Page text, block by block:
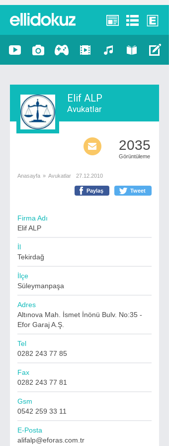
Elif ALP
Avukatlar
2035
Görüntüleme
Anasayfa » Avukatlar 27.12.2010
Paylaş Tweet
Firma Adı
Elif ALP
İl
Tekirdağ
İlçe
Süleymanpaşa
Adres
Altınova Mah. İsmet İnönü Bulv. No:35 -
Efor Garaj A.Ş.
Tel
0282 243 77 85
Fax
0282 243 77 81
Gsm
0542 259 33 11
E-Posta
alifalp@eforas.com.tr